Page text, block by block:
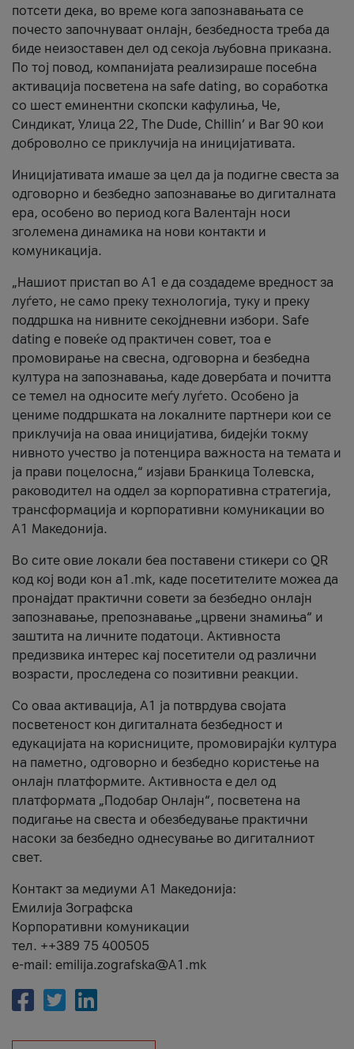
потсети дека, во време кога запознавањата се
почесто започнуваат онлајн, безбедноста треба да
биде неизоставен дел од секоја љубовна приказна.
По тој повод, компанијата реализираше посебна
активација посветена на safe dating, во соработка
со шест еминентни скопски кафулиња, Че,
Синдикат, Улица 22, The Dude, Chillin’ и Bar 90 кои
доброволно се приклучија на иницијативата.
Иницијативата имаше за цел да ја подигне свеста за
одговорно и безбедно запознавање во дигиталната
ера, особено во период кога Валентајн носи
зголемена динамика на нови контакти и
комуникација.
„Нашиот пристап во А1 е да создадеме вредност за
луѓето, не само преку технологија, туку и преку
поддршка на нивните секојдневни избори. Safe
dating е повеќе од практичен совет, тоа е
промовирање на свесна, одговорна и безбедна
култура на запознавања, каде довербата и почитта
се темел на односите меѓу луѓето. Особено ја
цениме поддршката на локалните партнери кои се
приклучија на оваа иницијатива, бидејќи токму
нивното учество ја потенцира важноста на темата и
ја прави поцелосна,“ изјави Бранкица Толевска,
раководител на оддел за корпоративна стратегија,
трансформација и корпоративни комуникации во
А1 Македонија.
Во сите овие локали беа поставени стикери со QR
код кој води кон a1.mk, каде посетителите можеа да
пронајдат практични совети за безбедно онлајн
запознавање, препознавање „црвени знамиња“ и
заштита на личните податоци. Активноста
предизвика интерес кај посетители од различни
возрасти, проследена со позитивни реакции.
Со оваа активација, А1 ја потврдува својата
посветеност кон дигиталната безбедност и
едукацијата на корисниците, промовирајќи култура
на паметно, одговорно и безбедно користење на
онлајн платформите. Активноста е дел од
платформата „Подобар Онлајн“, посветена на
подигање на свеста и обезбедување практични
насоки за безбедно однесување во дигиталниот
свет.
Контакт за медиуми А1 Македонија:
Емилија Зографска
Корпоративни комуникации
тел. ++389 75 400505
e-mail: emilija.zografska@A1.mk